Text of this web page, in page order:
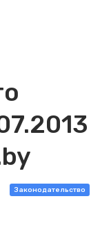
Законодательство